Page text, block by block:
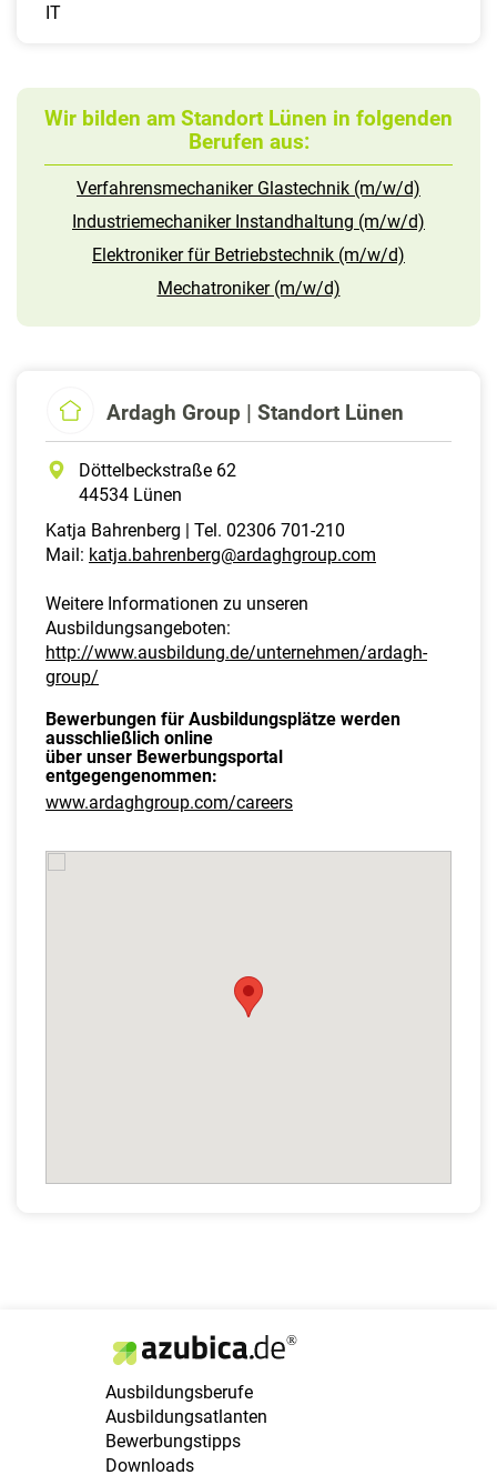
IT
Wir bilden am Standort Lünen in folgenden
Berufen aus:
Verfahrensmechaniker Glastechnik (m/w/d)
Industriemechaniker Instandhaltung (m/w/d)
Elektroniker für Betriebstechnik (m/w/d)
Mechatroniker (m/w/d)
Ardagh Group | Standort Lünen
Döttelbeckstraße 62
44534 Lünen
Katja Bahrenberg | Tel. 02306 701-210
Mail: katja.bahrenberg@ardaghgroup.com
Weitere Informationen zu unseren
Ausbildungsangeboten:
http://www.ausbildung.de/unternehmen/ardagh-
group/
Bewerbungen für Ausbildungsplätze werden
ausschließlich online
über unser Bewerbungsportal
entgegengenommen:
www.ardaghgroup.com/careers
Ausbildungsberufe
Ausbildungsatlanten
Bewerbungstipps
Downloads